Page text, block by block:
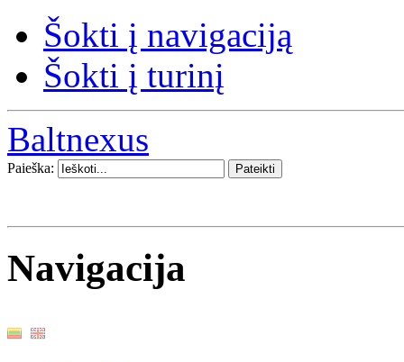
Šokti į navigaciją
Šokti į turinį
Baltnexus
Paieška:
Navigacija